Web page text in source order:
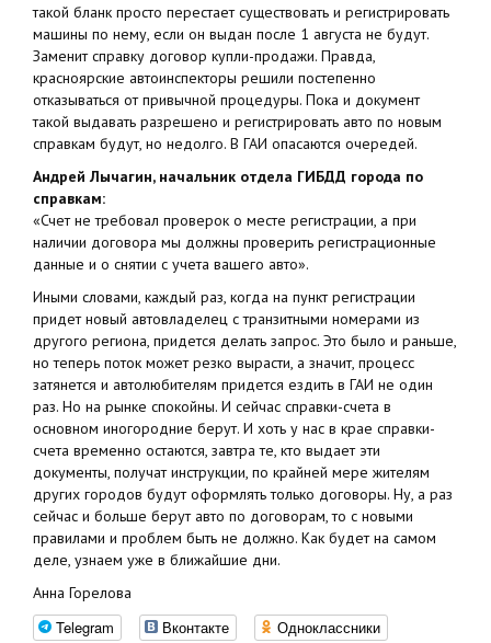
такой бланк просто перестает существовать и регистрировать
машины по нему, если он выдан после 1 августа не будут.
Заменит справку договор купли-продажи. Правда,
красноярские автоинспекторы решили постепенно
отказываться от привычной процедуры. Пока и документ
такой выдавать разрешено и регистрировать авто по новым
справкам будут, но недолго. В ГАИ опасаются очередей.
Андрей Лычагин, начальник отдела ГИБДД города по
справкам:
«Счет не требовал проверок о месте регистрации, а при
наличии договора мы должны проверить регистрационные
данные и о снятии с учета вашего авто».
Иными словами, каждый раз, когда на пункт регистрации
придет новый автовладелец с транзитными номерами из
другого региона, придется делать запрос. Это было и раньше,
но теперь поток может резко вырасти, а значит, процесс
затянется и автолюбителям придется ездить в ГАИ не один
раз. Но на рынке спокойны. И сейчас справки-счета в
основном иногородние берут. И хоть у нас в крае справки-
счета временно остаются, завтра те, кто выдает эти
документы, получат инструкции, по крайней мере жителям
других городов будут оформлять только договоры. Ну, а раз
сейчас и больше берут авто по договорам, то с новыми
правилами и проблем быть не должно. Как будет на самом
деле, узнаем уже в ближайшие дни.
Анна Горелова
Telegram Вконтакте Одноклассники